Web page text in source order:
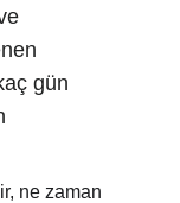
gün
ne zaman